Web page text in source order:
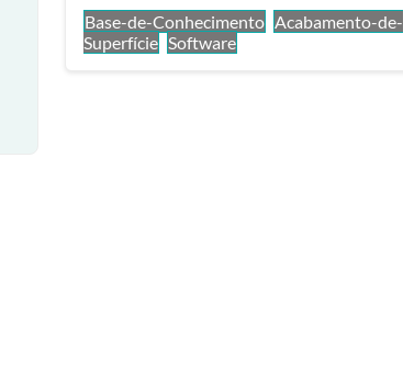
Base-de-Conhecimento Acabamento-de-
Superfície Software